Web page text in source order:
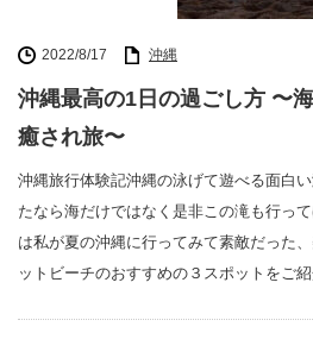
2022/8/17 沖縄
沖縄最高の1日の過ごし方 〜
癒され旅〜
沖縄旅行体験記沖縄の泳げて遊べる面白
たなら海だけではなく是非この滝も行っ
は私が夏の沖縄に行ってみて素敵だった
ットビーチのおすすめの３スポットをご